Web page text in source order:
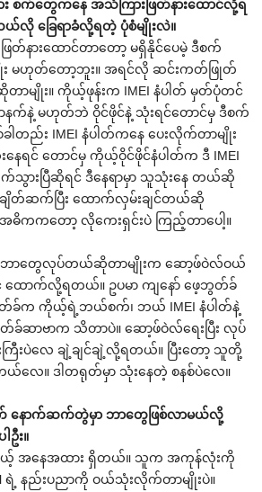
သား စက်တွေကနေ အသံကြားဖြတ်နားထောင်လို့ရ
ဘယ်လို ခြေရာခံလို့ရတဲ့ ပုံစံမျိုးလဲ။
ြတ်နားထောင်တာတော့ မရှိနိုင်ပေမဲ့ ဒီစက်
ျိုး မဟုတ်တော့ဘူး။ အရင်လို ဆင်းကတ်ဖြုတ်
တာမျိုး။ ကိုယ့်ဖုန်းက IMEI နံပါတ် မှတ်ပုံတင်
က်နဲ့ မဟုတ်ဘဲ ဝိုင်ဖိုင်နဲ့ သုံးရင်တောင်မှ ဒီစက်
ည်း IMEI နံပါတ်ကနေ ပေးလိုက်တာမျိုး
ေရင် တောင်မှ ကိုယ့်ဝိုင်ဖိုင်နံပါတ်က ဒီ IMEI
သွားပြီဆိုရင် ဒီနေရာမှာ သူသုံးနေ တယ်ဆို
တ်ဆက်ပြီး ထောက်လှမ်းချင်တယ်ဆို
ကကတော့ လိုကေးရှင်းပဲ ကြည့်တာပေါ့။
ဘာတွေလုပ်တယ်ဆိုတာမျိုးက ဆော့ဖ်ဝဲလ်ဝယ်
ောက်လို့ရတယ်။ ဥပမာ ကျနော် ဖေ့ဘွတ်ခ်
တ်ခ်က ကိုယ့်ရဲ့ဘယ်စက်၊ ဘယ် IMEI နံပါတ်နဲ့
ဆာဗာက သိတာပဲ။ ဆော့ဖ်ဝဲလ်ရေးပြီး လုပ်
ြီးပဲလေ ချဲ့ချင်ချဲ့လို့ရတယ်။ ပြီးတော့ သူတို့
တယ်လေ။ ဒါတရုတ်မှာ သုံးနေတဲ့ စနစ်ပဲလေ။
နောက်ဆက်တွဲမှာ ဘာတွေဖြစ်လာမယ်လို့
ဦး။
မယ့် အနေအထား ရှိတယ်။ သူက အကုန်လုံးကို
ရဲ့ နည်းပညာကို ဝယ်သုံးလိုက်တာမျိုးပဲ။